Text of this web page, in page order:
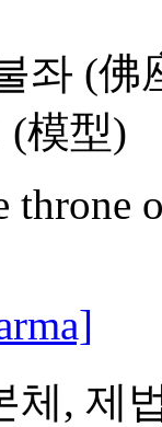
좌 (佛
(模型)
throne
체, 제